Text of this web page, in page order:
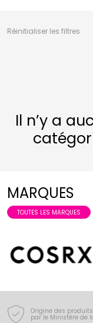
Réinitialiser les filtres
Il n’y a
MARQUES
TOUTES LES MARQUES
Origine des
par le Ministère de